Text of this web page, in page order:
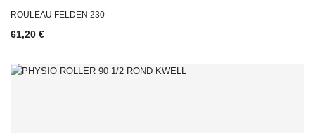
ROULEAU FELDEN 230
61,20 €